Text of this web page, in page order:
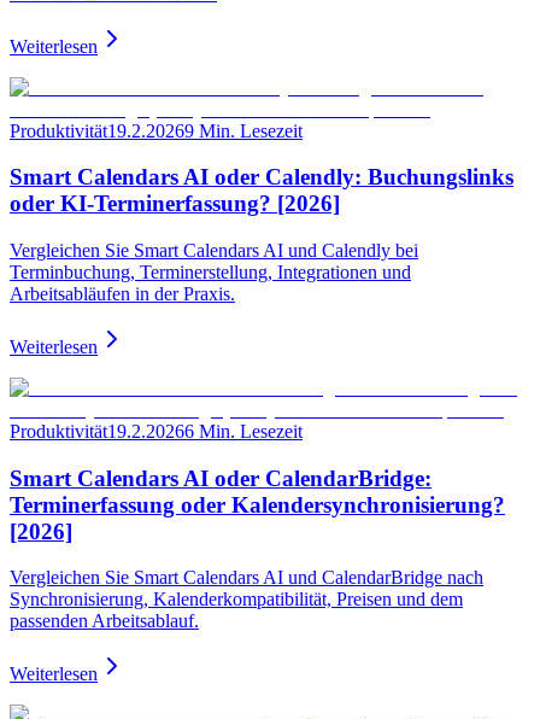
Weiterlesen
Produktivität19.2.20269 Min. Lesezeit
Smart Calendars AI oder Calendly: Buchungslinks
oder KI-Terminerfassung? [2026]
Vergleichen Sie Smart Calendars AI und Calendly bei
Terminbuchung, Terminerstellung, Integrationen und
Arbeitsabläufen in der Praxis.
Weiterlesen
Produktivität19.2.20266 Min. Lesezeit
Smart Calendars AI oder CalendarBridge:
Terminerfassung oder Kalendersynchronisierung?
[2026]
Vergleichen Sie Smart Calendars AI und CalendarBridge nach
Synchronisierung, Kalenderkompatibilität, Preisen und dem
passenden Arbeitsablauf.
Weiterlesen